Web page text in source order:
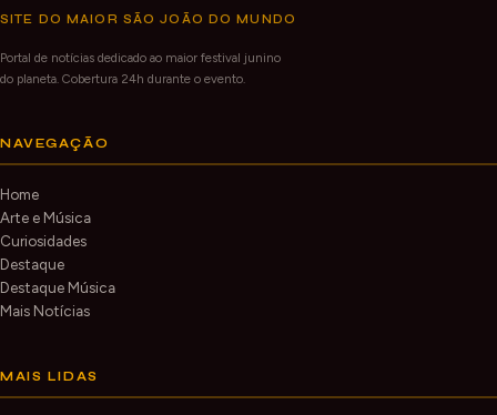
SITE DO MAIOR SÃO JOÃO DO MUNDO
Portal de notícias dedicado ao maior festival junino
do planeta. Cobertura 24h durante o evento.
NAVEGAÇÃO
Home
Arte e Música
Curiosidades
Destaque
Destaque Música
Mais Notícias
MAIS LIDAS